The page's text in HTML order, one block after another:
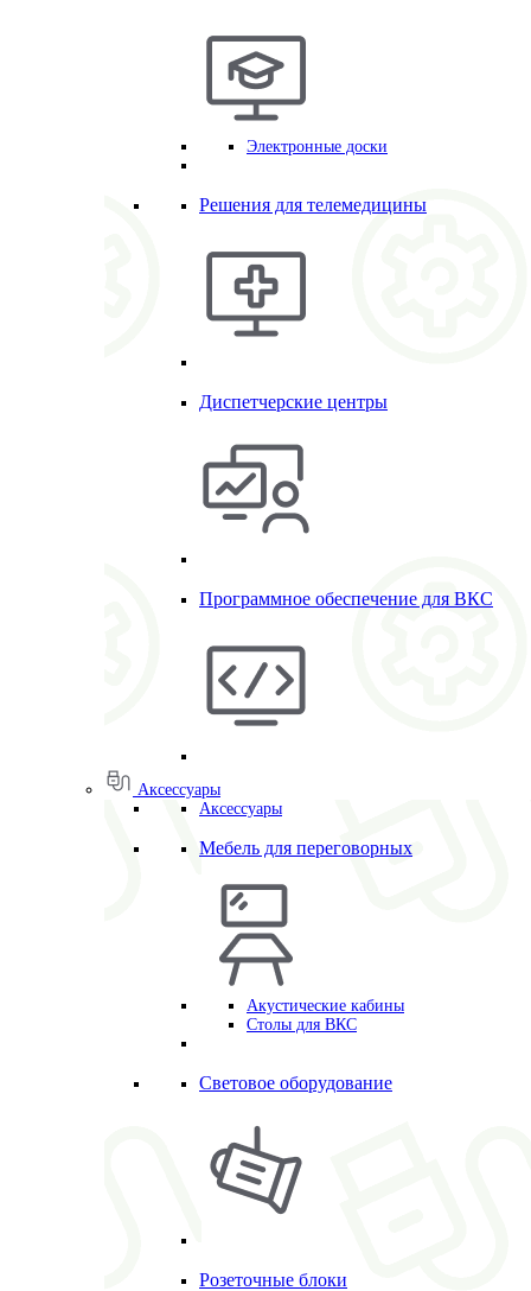
Электронные доски
Решения для телемедицины
Диспетчерские центры
Программное обеспечение для ВКС
Аксессуары
Аксессуары
Мебель для переговорных
Акустические кабины
Столы для ВКС
Световое оборудование
Розеточные блоки